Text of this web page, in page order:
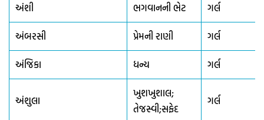
અંશી ભગવાનની ભેટ
ગર્લ
અંબરસી
પ્રેમની રાણી
ગર્લ
અંજિકા
ધન્ય ગર્લ
અંશુલા
ખુશખુશાલ;
તેજસ્વી;સફેદ
ગર્લ